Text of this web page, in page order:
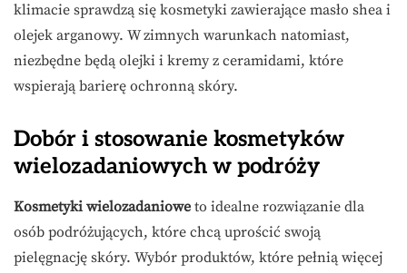
klimacie sprawdzą się kosmetyki zawierające masło shea i
olejek arganowy. W zimnych warunkach natomiast,
niezbędne będą olejki i kremy z ceramidami, które
wspierają barierę ochronną skóry.
Dobór i stosowanie kosmetyków
wielozadaniowych w podróży
Kosmetyki wielozadaniowe to idealne rozwiązanie dla
osób podróżujących, które chcą uprościć swoją
pielęgnację skóry. Wybór produktów, które pełnią więcej